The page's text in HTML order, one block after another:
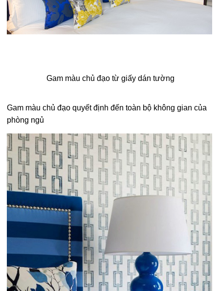
Gam màu chủ đạo từ giấy dán tường
Gam màu chủ đạo quyết định đến toàn bộ không gian của
phòng ngủ